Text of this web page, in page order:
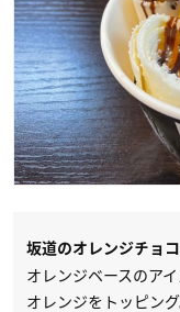
坂道のオレンジチョ
オレンジベースのア
オレンジをトッピン